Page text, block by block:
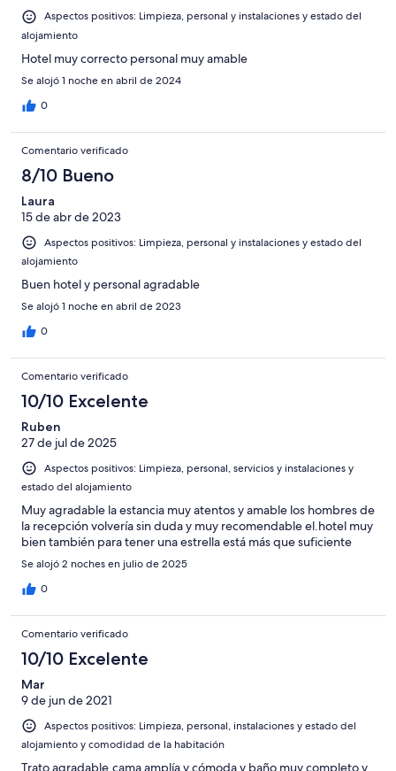
Aspectos positivos: Limpieza, personal y instalaciones y estado del
alojamiento
Hotel muy correcto personal muy amable
Se alojó 1 noche en abril de 2024
0
Comentario verificado
8/10 Bueno
Laura
15 de abr de 2023
Aspectos positivos: Limpieza, personal y instalaciones y estado del
alojamiento
Buen hotel y personal agradable
Se alojó 1 noche en abril de 2023
0
Comentario verificado
10/10 Excelente
Ruben
27 de jul de 2025
Aspectos positivos: Limpieza, personal, servicios y instalaciones y
estado del alojamiento
Muy agradable la estancia muy atentos y amable los hombres de
la recepción volvería sin duda y muy recomendable el.hotel muy
bien también para tener una estrella está más que suficiente
Se alojó 2 noches en julio de 2025
0
Comentario verificado
10/10 Excelente
Mar
9 de jun de 2021
Aspectos positivos: Limpieza, personal, instalaciones y estado del
alojamiento y comodidad de la habitación
Trato agradable,cama amplía y cómoda y baño muy completo y